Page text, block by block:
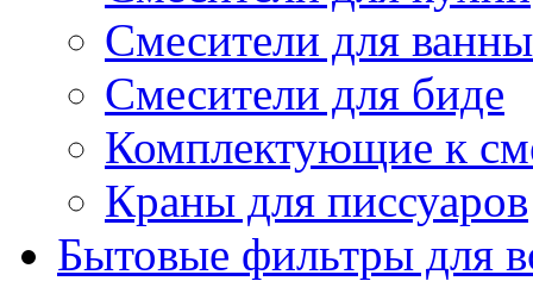
Смесители для
Смесители для биде
Комплектующие к
Краны для писсуаров
Бытовые фильтры для